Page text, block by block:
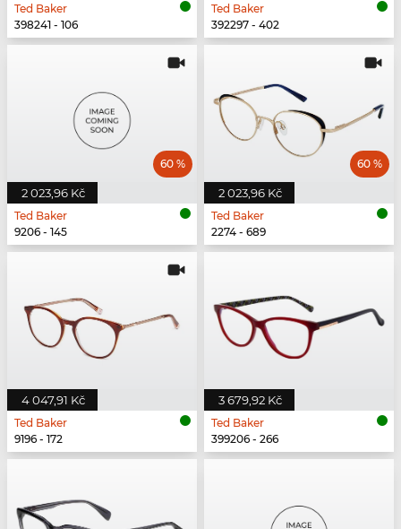
Ted Baker
398241 - 106
Ted Baker
392297 - 402
2 023,96 Kč
60 %
Ted Baker
9206 - 145
2 023,96 Kč
60 %
Ted Baker
2274 - 689
4 047,91 Kč
Ted Baker
9196 - 172
3 679,92 Kč
Ted Baker
399206 - 266